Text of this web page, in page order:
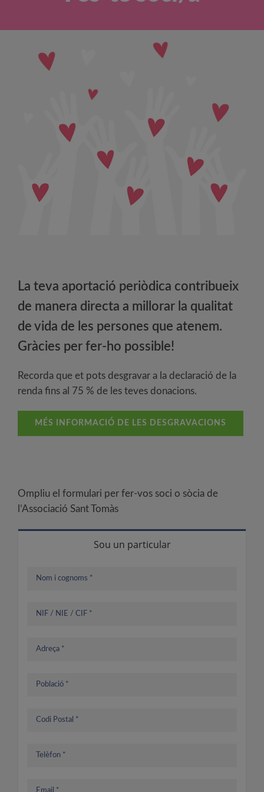
OFERTES LABORALS
La teva aportació periòdica contribueix
de manera directa a millorar la qualitat
de vida de les persones que atenem.
Gràcies per fer-ho possible!
Recorda que et pots desgravar a la declaració de la
renda fins al 75 % de les teves donacions.
MÉS INFORMACIÓ DE LES DESGRAVACIONS
Ompliu el formulari per fer-vos soci o sòcia de
l’Associació Sant Tomàs
Sou un particular